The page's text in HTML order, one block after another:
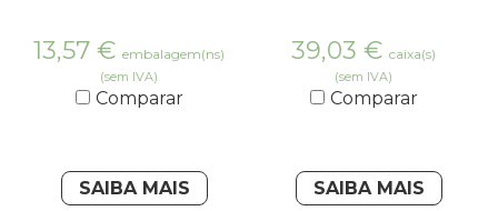
13,57 € embalagem(ns)
(sem IVA)
Comparar
SAIBA MAIS
39,03 € caixa(s)
(sem IVA)
Comparar
SAIBA MAIS